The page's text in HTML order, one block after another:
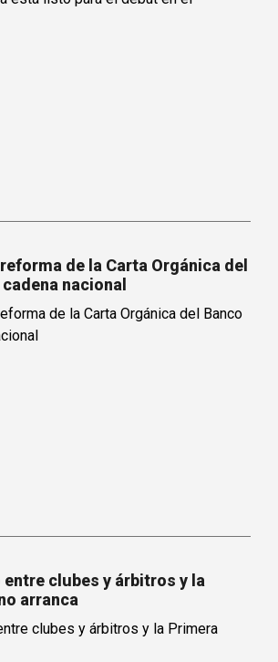
de la Carta Orgánica del
nacional
clubes y árbitros y la
arranca